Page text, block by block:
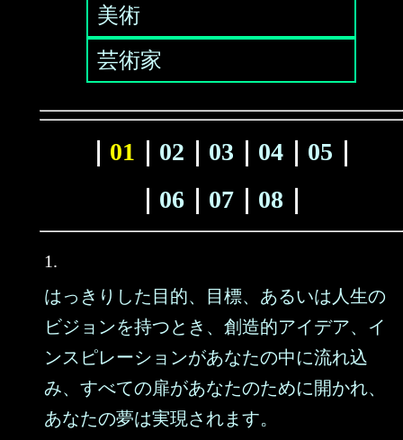
美術
芸術家
01 02 03 04 05
06 07 08
1.
はっきりした目的、目標、あるいは人生の
ビジョンを持つとき、創造的アイデア、イ
ンスピレーションがあなたの中に流れ込
み、すべての扉があなたのために開かれ、
あなたの夢は実現されます。